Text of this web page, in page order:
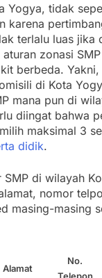
Yogya, tidak
karena
terlalu luas jika
zonasi
berbeda. Yakni,
di Kota
mana pun di
diingat bahwa
maksimal 3
didik.
SMP di wilayah
nomor
masing-masing
Alamat
No.